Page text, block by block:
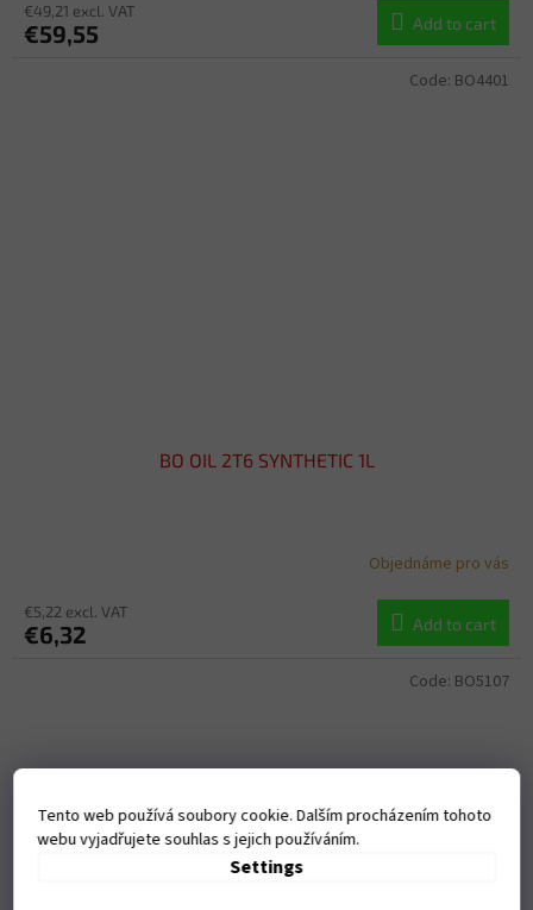
Tento web používá soubory cookie. Dalším procházením tohoto
webu vyjadřujete souhlas s jejich používáním.
Settings
€49,21 excl. VAT
€59,55 Add to cart
BO OIL 2T6 SYNTHETIC 1L
Objednáme pro vás
€5,22 excl. VAT
€6,32 Add to cart
Code: BO4401
Code: BO5107